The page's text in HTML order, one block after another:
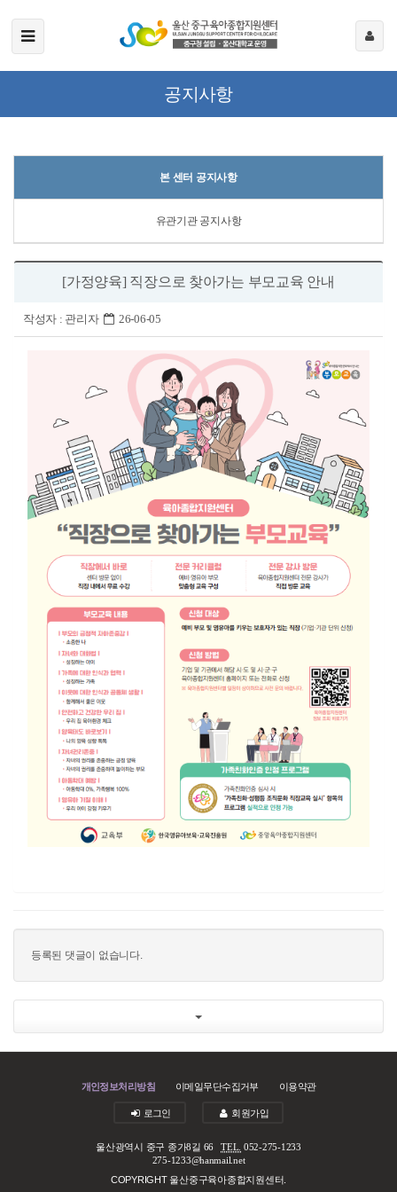
공지사항
본 센터 공지사항
유관기관 공지사항
[가정양육] 직장으로 찾아가는 부모교육 안내
작성자 : 관리자 26-06-05
등록된 댓글이 없습니다.
개인정보처리방침 이메일무단수집거부 이용약관
로그인 회원가입
울산광역시 중구 종가8길 66TEL. 052-275-1233
275-1233@hanmail.net
COPYRIGHT 울산중구육아종합지원센터.